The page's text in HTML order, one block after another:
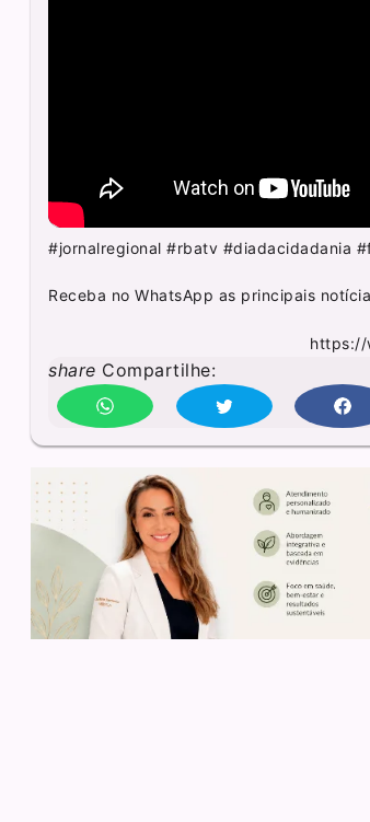
#jornalregional #rbatv #diadacidadania
Receba no WhatsApp as principais
https://
share Compartilhe: